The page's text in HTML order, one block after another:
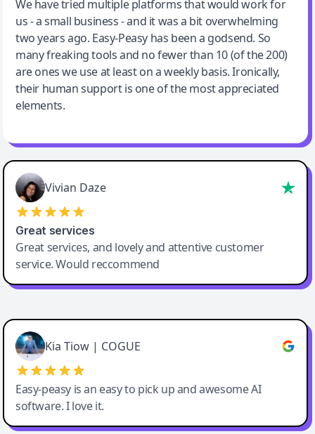
By far the best compilation AI utility
We have tried multiple platforms that would work for
us - a small business - and it was a bit overwhelming
two years ago. Easy-Peasy has been a godsend. So
many freaking tools and no fewer than 10 (of the 200)
are ones we use at least on a weekly basis. Ironically,
their human support is one of the most appreciated
elements.
Vivian Daze
Great services
Great services, and lovely and attentive customer
service. Would reccommend
Cody Crabb
Great service, Best AI tool
Kia Tiow | COGUE
Easy-peasy is an easy to pick up and awesome AI
software. I love it.